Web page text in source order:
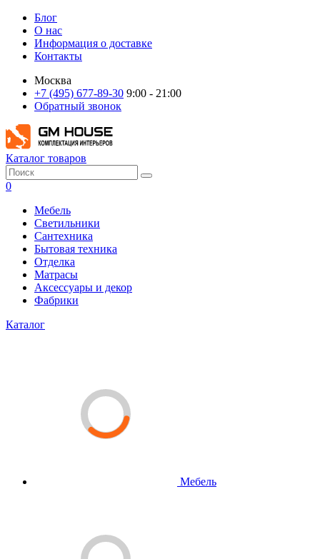
Блог
О нас
Информация о доставке
Контакты
Москва
+7 (495) 677-89-30 9:00 - 21:00
Обратный звонок
Каталог товаров
0
Мебель
Светильники
Сантехника
Бытовая техника
Отделка
Матрасы
Аксессуары и декор
Фабрики
Каталог
Мебель